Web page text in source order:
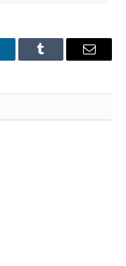
Tumblr Email